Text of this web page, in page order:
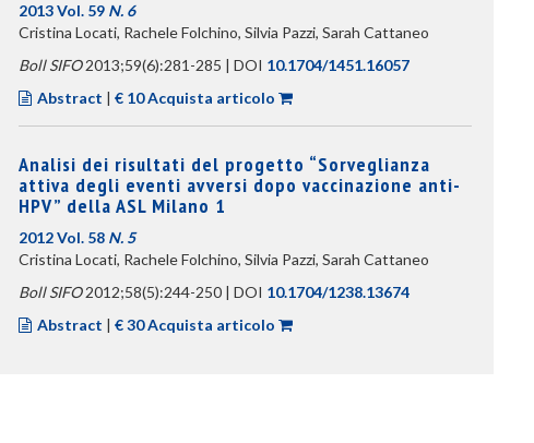
2013 Vol. 59 N. 6
Cristina Locati, Rachele Folchino, Silvia Pazzi, Sarah Cattaneo
Boll SIFO2013;59(6):281-285 | DOI 10.1704/1451.16057
Abstract | € 10 Acquista articolo
Analisi dei risultati del progetto “Sorveglianza
attiva degli eventi avversi dopo vaccinazione anti-
HPV” della ASL Milano 1
2012 Vol. 58 N. 5
Cristina Locati, Rachele Folchino, Silvia Pazzi, Sarah Cattaneo
Boll SIFO2012;58(5):244-250 | DOI 10.1704/1238.13674
Abstract | € 30 Acquista articolo